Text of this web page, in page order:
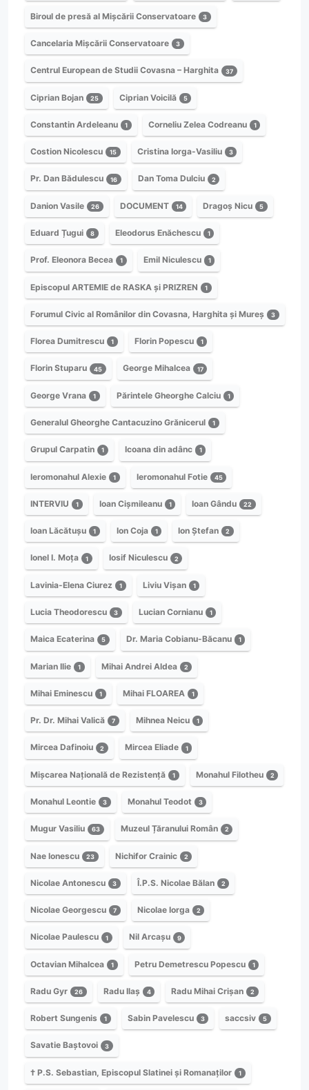
Biroul de presă al Mișcării Conservatoare 3
Cancelaria Mișcării Conservatoare 3
Centrul European de Studii Covasna – Harghita 37
Ciprian Bojan 25 Ciprian Voicilă 5
Constantin Ardeleanu 1 Corneliu Zelea Codreanu 1
Costion Nicolescu 15 Cristina Iorga-Vasiliu 3
Pr. Dan Bădulescu 16 Dan Toma Dulciu 2
Danion Vasile 26 DOCUMENT 14 Dragoș Nicu 5
Eduard Țugui 8 Eleodorus Enăchescu 1
Prof. Eleonora Becea 1 Emil Niculescu 1
Episcopul ARTEMIE de RASKA și PRIZREN 1
Forumul Civic al Românilor din Covasna, Harghita și Mureș 3
Florea Dumitrescu 1 Florin Popescu 1
Florin Stuparu 45 George Mihalcea 17
George Vrana 1 Părintele Gheorghe Calciu 1
Generalul Gheorghe Cantacuzino Grănicerul 1
Grupul Carpatin 1 Icoana din adânc 1
Ieromonahul Alexie 1 Ieromonahul Fotie 45
INTERVIU 1 Ioan Cișmileanu 1 Ioan Gându 22
Ioan Lăcătușu 1 Ion Coja 1 Ion Ștefan 2
Ionel I. Moța 1 Iosif Niculescu 2
Lavinia-Elena Ciurez 1 Liviu Vișan 1
Lucia Theodorescu 3 Lucian Cornianu 1
Maica Ecaterina 5 Dr. Maria Cobianu-Băcanu 1
Marian Ilie 1 Mihai Andrei Aldea 2
Mihai Eminescu 1 Mihai FLOAREA 1
Pr. Dr. Mihai Valică 7 Mihnea Neicu 1
Mircea Dafinoiu 2 Mircea Eliade 1
Mișcarea Națională de Rezistență 1 Monahul Filotheu 2
Monahul Leontie 3 Monahul Teodot 3
Mugur Vasiliu 63 Muzeul Țăranului Român 2
Nae Ionescu 23 Nichifor Crainic 2
Nicolae Antonescu 3 Î.P.S. Nicolae Bălan 2
Nicolae Georgescu 7 Nicolae Iorga 2
Nicolae Paulescu 1 Nil Arcașu 9
Octavian Mihalcea 1 Petru Demetrescu Popescu 1
Radu Gyr 26 Radu Ilaș 4 Radu Mihai Crișan 2
Robert Sungenis 1 Sabin Pavelescu 3 saccsiv 5
Savatie Baștovoi 3
† P.S. Sebastian, Episcopul Slatinei și Romanaților 1